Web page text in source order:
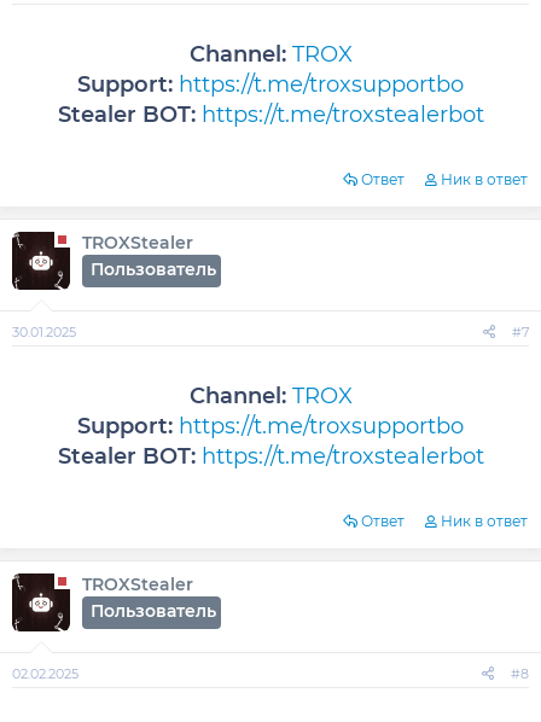
Channel: TROX
Support: https://t.me/troxsupportbo
Stealer BOT: https://t.me/troxstealerbot
Ответ Ник в ответ
TROXStealer
Пользователь
30.01.2025 #7
Channel: TROX
Support: https://t.me/troxsupportbo
Stealer BOT: https://t.me/troxstealerbot
Ответ Ник в ответ
TROXStealer
Пользователь
02.02.2025 #8